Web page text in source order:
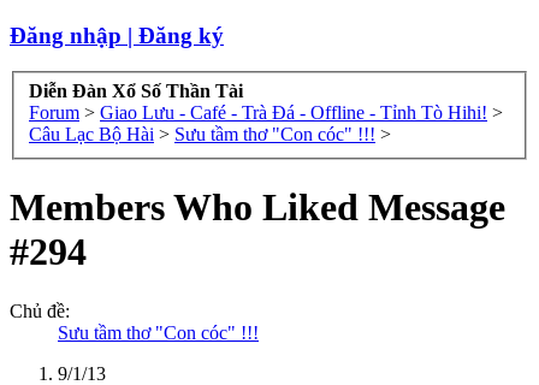
Đăng nhập | Đăng ký
Diễn Đàn Xổ Số Thần Tài
Forum > Giao Lưu - Café - Trà Đá - Offline - Tỉnh Tò Hihi! >
Câu Lạc Bộ Hài > Sưu tầm thơ "Con cóc" !!! >
Members Who Liked Message
#294
Chủ đề:
Sưu tầm thơ "Con cóc" !!!
9/1/13